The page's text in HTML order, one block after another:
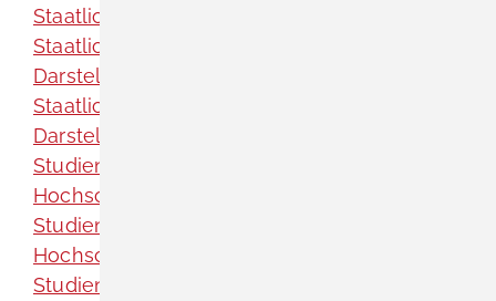
Staatliche Hochschule für Musik Trossingen
Staatliche Hochschule für Musik und
Darstellende Kunst Mannheim
Staatliche Hochschule für Musik und
Darstellende Kunst Stuttgart
Studienakademie Heidenheim [Duale
Hochschule Baden-Württemberg (DHBW)]
Studienakademie Karlsruhe [Duale
Hochschule Baden-Württemberg (DHBW)]
Studienakademie Lörrach [Duale